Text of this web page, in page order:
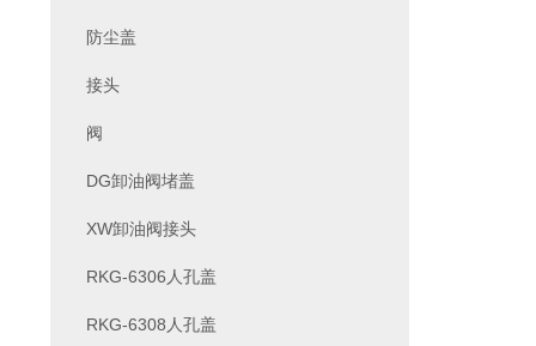
防尘盖
接头
阀
DG卸油阀堵盖
XW卸油阀接头
RKG-6306人孔盖
RKG-6308人孔盖